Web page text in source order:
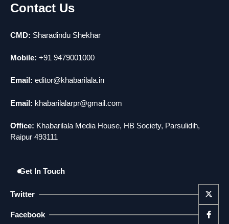
news
Contact Us
CMD: Sharadindu Shekhar
Mobile: +91 9479001000
Email: editor@khabarilala.in
Email: khabarilalarpr@gmail.com
Office: Khabarilala Media House, HB Society, Parsulidih,
Raipur 493111
Get In Touch
Twitter
Facebook